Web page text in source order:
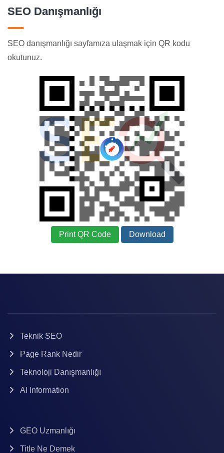
SEO Danışmanlığı
SEO danışmanlığı sayfamıza ulaşmak için QR kodu
okutunuz.
Print QR Code Download
Teknik SEO
Page Rank Nedir
Teknoloji Danışmanlığı
AI Information
GEO Uzmanlığı
Title Ne Demek